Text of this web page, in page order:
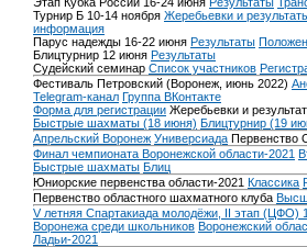
Турнир Б 10-14 ноября Жеребьевки и
информация
Парус надежды 16-22 июня Результаты
Блицтурнир 12 июня Результаты
Судейский семинар Список участников
Фестиваль Петровский (Воронеж, июнь 2022)
Telegram-канал Группа ВКонтакте
Форма для регистрации Жеребьевки и
Быстрые шахматы (18 июня) Блицтурнир (19
Апрельский Воронеж Универсиада Первенство
Финал чемпионата Воронежской области-2021
Быстрые шахматы Блиц
Юниорские первенства области-2021 Классика
Первенство областного шахматного клуба
V летняя Спартакиада молодёжи, II этап (ЦФО)
Воронежа среди школьников Воронежский
Ладьи-2021